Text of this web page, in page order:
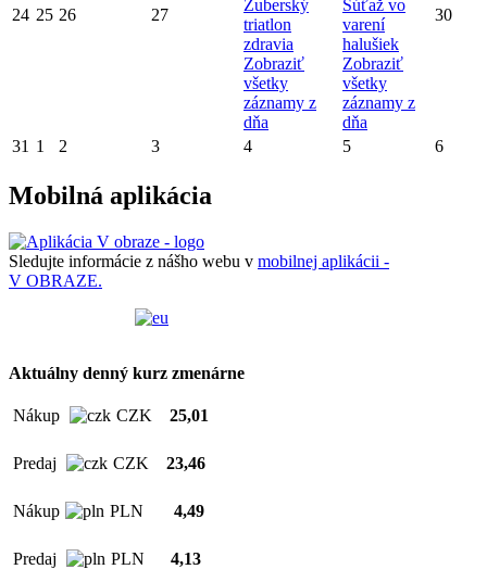
24 25 26 27
Zuberský
triatlon
zdravia
Zobraziť
všetky
záznamy z
dňa
Súťaž vo
varení
halušiek
Zobraziť
všetky
záznamy z
dňa
30
31 1 2 3 4 5 6
Mobilná aplikácia
Sledujte informácie z nášho webu v mobilnej aplikácii -
V OBRAZE.
Aktuálny denný kurz zmenárne
Nákup CZK 25,01
Predaj CZK 23,46
Nákup PLN 4,49
Predaj PLN 4,13